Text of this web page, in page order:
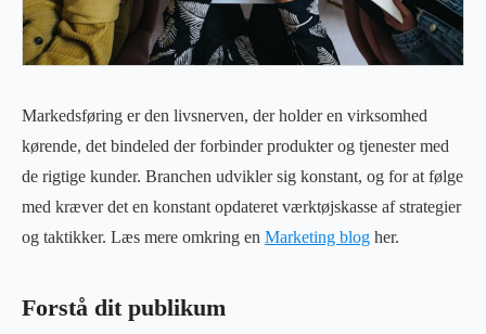
Markedsføring er den livsnerven, der holder en virksomhed
kørende, det bindeled der forbinder produkter og tjenester med
de rigtige kunder. Branchen udvikler sig konstant, og for at følge
med kræver det en konstant opdateret værktøjskasse af strategier
og taktikker. Læs mere omkring en Marketing blog her.
Forstå dit publikum